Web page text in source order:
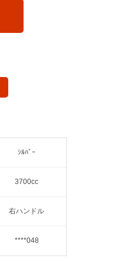
ｼﾙﾊﾞｰ
3700cc
右ハンドル
****048